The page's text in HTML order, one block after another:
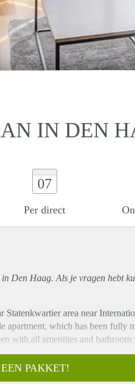
IN DEN
07
Per direct
in Den Haag. Als je vragen hebt
area near
apartment, which has been fully
with all amenities and
large living/dining room with an
PAKKET!